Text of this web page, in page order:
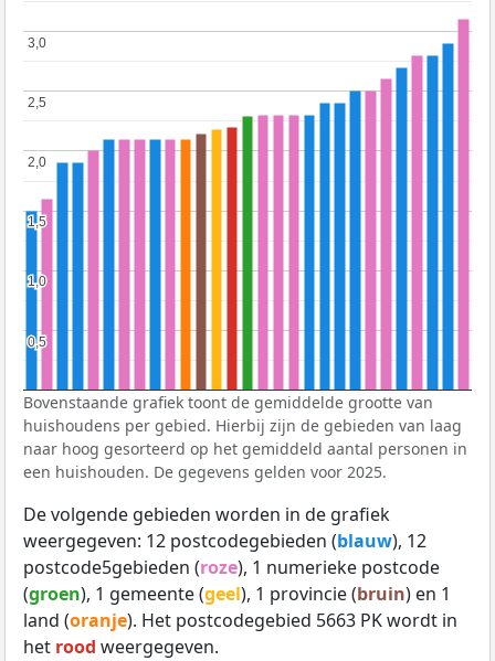
0,5
0,5
1,0
1,0
1,5
1,5
2,0
2,0
2,5
2,5
3,0
3,0
Bovenstaande grafiek toont de gemiddelde grootte van
huishoudens per gebied. Hierbij zijn de gebieden van laag
naar hoog gesorteerd op het gemiddeld aantal personen in
een huishouden. De gegevens gelden voor 2025.
De volgende gebieden worden in de grafiek
weergegeven: 12 postcodegebieden (blauw), 12
postcode5gebieden (roze), 1 numerieke postcode
(groen), 1 gemeente (geel), 1 provincie (bruin) en 1
land (oranje). Het postcodegebied 5663 PK wordt in
het rood weergegeven.